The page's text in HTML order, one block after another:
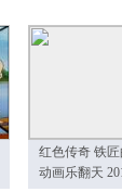
红色传奇 铁
动画乐翻天